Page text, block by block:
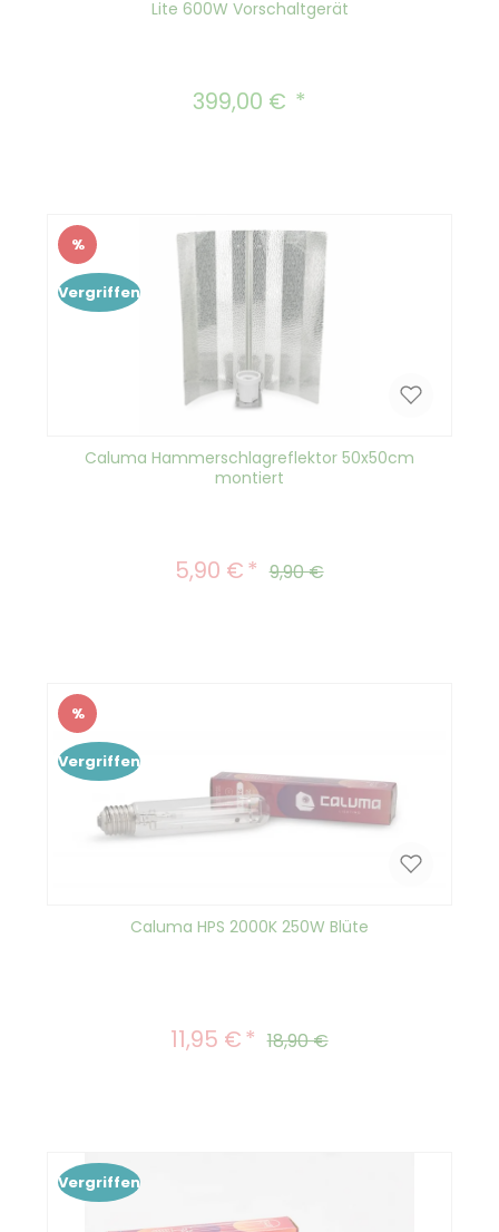
Lite 600W Vorschaltgerät
Regulärer Preis:
399,00 €
Rabatt
%
Vergriffen
Caluma Hammerschlagreflektor 50x50cm
montiert
Verkaufspreis:
5,90 € Regulärer Preis:
9,90 €
Rabatt
%
Vergriffen
Caluma HPS 2000K 250W Blüte
Verkaufspreis:
11,95 € Regulärer Preis:
18,90 €
Vergriffen